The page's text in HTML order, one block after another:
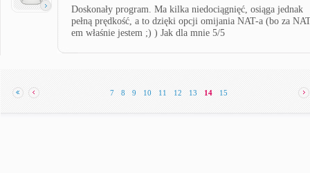
Doskonały program. Ma kilka niedociągnięć, osiąga jednak
pełną prędkość, a to dzięki opcji omijania NAT-a (bo za
em właśnie jestem ;) ) Jak dla mnie 5/5
7 8 9 10 11 12 13 14 15